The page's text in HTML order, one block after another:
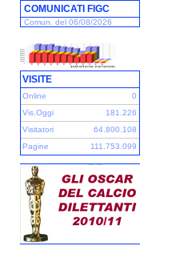
COMUNICATI FIGC
Comun. del 06/08/2026
VISITE
Online
0
Vis.Oggi
181.226
Visitatori
64.800.108
Pagine
111.753.099